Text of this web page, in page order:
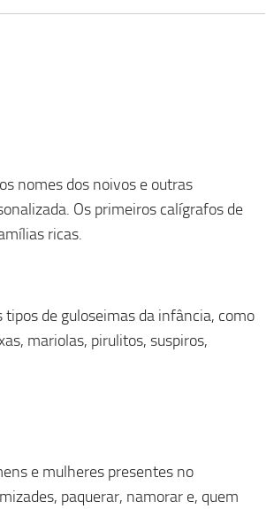
nomes dos noivos e outras
Os primeiros calígrafos de
ricas.
de guloseimas da infância, como
mariolas, pirulitos, suspiros,
e mulheres presentes no
paquerar, namorar e, quem